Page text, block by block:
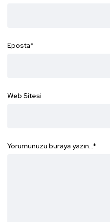
Eposta*
Web Sitesi
Yorumunuzu buraya yazın...*